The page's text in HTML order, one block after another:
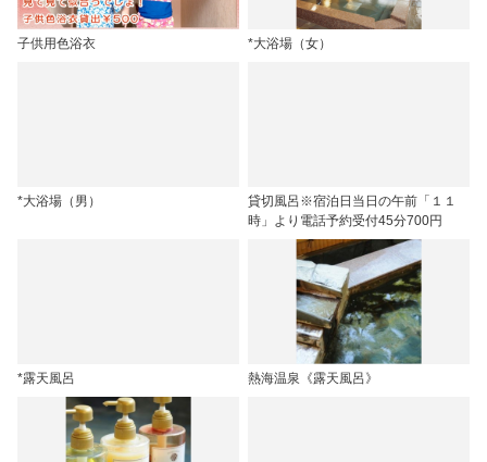
子供用色浴衣 *大浴場（女）
*大浴場（男）
貸切風呂※宿泊日当日の午前「１１
時」より電話予約受付45分700円
*露天風呂 熱海温泉《露天風呂》